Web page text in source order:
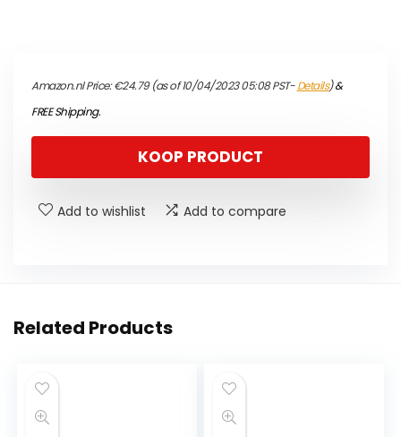
Amazon.nl Price:€24.79(as of 10/04/2023 05:08 PST-Details)&
FREE Shipping.
KOOP PRODUCT
Add to wishlist Add to compare
Related Products